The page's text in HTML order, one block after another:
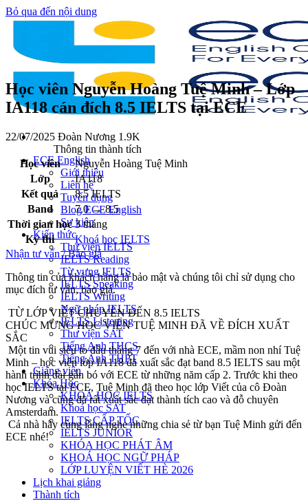
Bỏ qua đến nội dung
ECE English
Giới thiệu
Liên hệ
Tuyển dụng
Blog ECE English
Sự kiện
Kiến thức
Thư viện IELTS
IELTS Reading
Từ vựng IELTS
IELTS Speaking
IELTS Writing
Ngữ pháp IELTS
IELTS Listening
Thư viện SAT
Tiếng Anh THCS
Tiếng Anh THPT
Giảng viên
Khóa Học
KHOÁ HỌC IELTS
Khoá học SAT
IELTS CẤP TỐC
IELTS JUNIOR
KHÓA HỌC PHÁT ÂM
KHOÁ HỌC NGỮ PHÁP
LỚP LUYỆN VIẾT HÈ 2026
Lịch khai giảng
Thành tích
Học viên Nguyễn Hoàng Tuệ Minh – Lớp
IA118 cán đích 8.5 IELTS tại ECE
22/07/2025 Đoàn Nương 1.9K
Thông tin thành tích
Học viên
Nguyễn Hoàng Tuệ Minh
Lớp
IA118
Kết quả
8.5 IELTS
Band
7.0 → 8.5
Thời gian học 3 tháng
Kỳ thi
Khoá học IELTS
Nhận tư vấn / Báo giá
Thông tin của khách hàng là bảo mật và chúng tôi chỉ sử dụng cho
mục đích tư vấn, báo giá.
TỪ LỚP VIẾT CHUYÊN ĐẾN 8.5 IELTS
CHÚC MỪNG HỌC VIÊN TUỆ MINH ĐÃ VỀ ĐÍCH XUẤT
SẮC
Một tin vui siêu to đầu tháng 7 đến với nhà ECE, mầm non nhí Tuệ
Minh – học viên lớp IA118 đã xuất sắc đạt band 8.5 IELTS sau một
hành trình dài gắn bó với ECE từ những năm cấp 2. Trước khi theo
học IELTS tại ECE, Tuệ Minh đã theo học lớp Viết của cô Đoàn
Nương và cũng đã rất xuất sắc đạt thành tích cao và đỗ chuyên
Amsterdam.
Cả nhà hãy cùng lắng nghe những chia sẻ từ bạn Tuệ Minh gửi đến
ECE nhé!